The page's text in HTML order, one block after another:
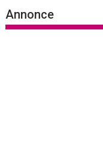
Annonce